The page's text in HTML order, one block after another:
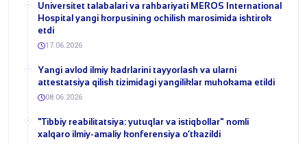
Universitet talabalari va rahbariyati MEROS International
Hospital yangi korpusining ochilish marosimida ishtirok
etdi
17.06.2026
Yangi avlod ilmiy kadrlarini tayyorlash va ularni
attestatsiya qilish tizimidagi yangiliklar muhokama etildi
08.06.2026
​"Tibbiy reabilitatsiya: yutuqlar va istiqbollar" nomli
xalqaro ilmiy-amaliy konferensiya o‘tkazildi